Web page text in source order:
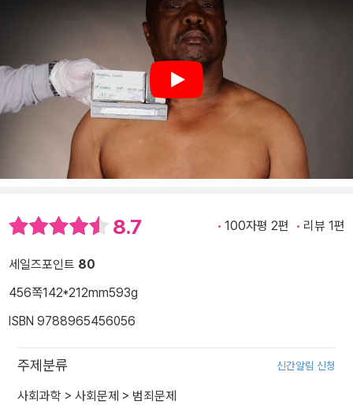
Play
8.7 100자평 2편 리뷰 1편
세일즈포인트 80
456쪽142*212mm593g
ISBN 9788965456056
주제분류 신간알림 신청
사회과학 > 사회문제 > 범죄문제